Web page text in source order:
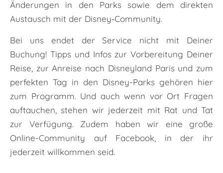
Änderungen in den Parks sowie dem direkten
Austausch mit der Disney‑Community.
Bei uns endet der Service nicht mit Deiner
Buchung! Tipps und Infos zur Vorbereitung Deiner
Reise, zur Anreise nach Disneyland Paris und zum
perfekten Tag in den Disney-Parks gehören hier
zum Programm. Und auch wenn vor Ort Fragen
auftauchen, stehen wir jederzeit mit Rat und Tat
zur Verfügung. Zudem haben wir eine große
Online-Community auf Facebook, in der ihr
jederzeit willkommen seid.